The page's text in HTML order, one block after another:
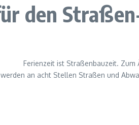
den
Ferienzeit ist Straßenbauzeit.
an acht Stellen Straßen und